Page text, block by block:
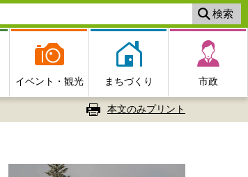
イベント・観光 まちづくり 市政
本文のみプリント